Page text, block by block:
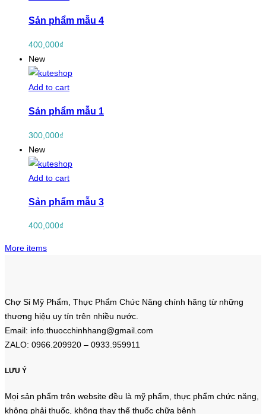
Sản phẩm mẫu 4
400,000₫
New
Add to cart
Sản phẩm mẫu 1
300,000₫
New
Add to cart
Sản phẩm mẫu 3
400,000₫
More items
Chợ Sỉ Mỹ Phẩm, Thực Phẩm Chức Năng chính hãng từ những
thương hiệu uy tín trên nhiều nước.
Email: info.thuocchinhhang@gmail.com
ZALO: 0966.209920 – 0933.959911
LƯU Ý
Mọi sản phẩm trên website đều là mỹ phẩm, thực phẩm chức năng,
không phải thuốc, không thay thế thuốc chữa bệnh